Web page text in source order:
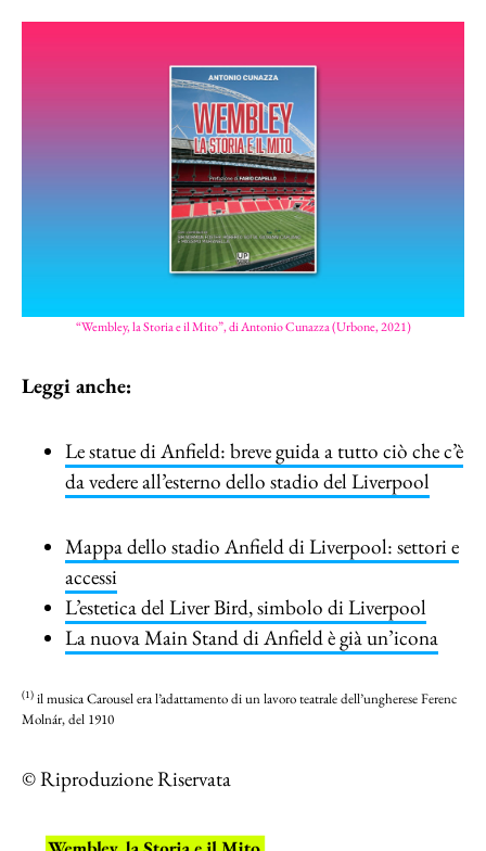
“Wembley, la Storia e il Mito”, di Antonio Cunazza (Urbone, 2021)
Leggi anche:
Le statue di Anfield: breve guida a tutto ciò che c’è
da vedere all’esterno dello stadio del Liverpool
Mappa dello stadio Anfield di Liverpool: settori e
accessi
L’estetica del Liver Bird, simbolo di Liverpool
La nuova Main Stand di Anfield è già un’icona
(1) il musica Carousel era l’adattamento di un lavoro teatrale dell’ungherese Ferenc
Molnár, del 1910
© Riproduzione Riservata